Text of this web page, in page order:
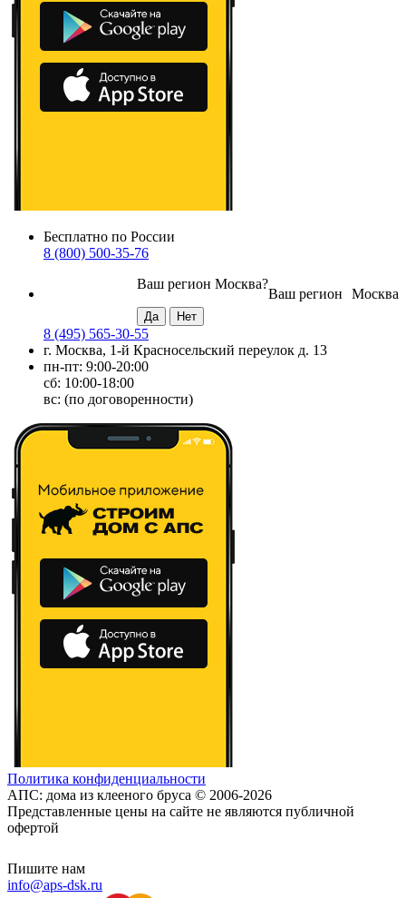
Бесплатно по России
8 (800) 500-35-76
Москва
Ваш регион
Ваш регион Москва?
8 (495) 565-30-55
г. Москва, 1-й Красносельский переулок д. 13
пн-пт: 9:00-20:00
сб: 10:00-18:00
вс: (по договоренности)
Политика конфиденциальности
АПС: дома из клееного бруса © 2006-2026
Представленные цены на сайте не являются публичной
офертой
Пишите нам
info@aps-dsk.ru